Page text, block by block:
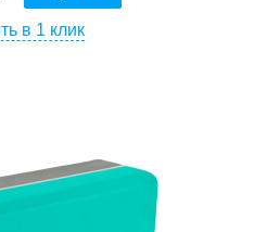
в 1 клик